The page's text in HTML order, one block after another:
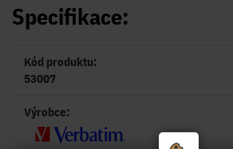
Specifikace:
Kód produktu:
53007
Výrobce: